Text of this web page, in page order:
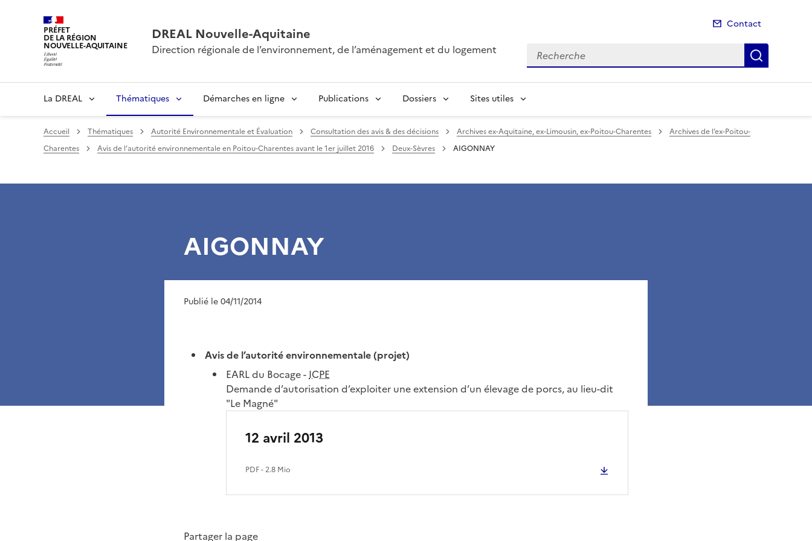
PRÉFET
DE LA RÉGION
NOUVELLE-AQUITAINE
DREAL Nouvelle-Aquitaine
Direction régionale de l’environnement, de l’aménagement et du logement
Contact
Recherche
La DREAL Thématiques Démarches en ligne Publications Dossiers Sites utiles
Accueil Thématiques Autorité Environnementale et Évaluation Consultation des avis & des décisions Archives ex-Aquitaine, ex-Limousin, ex-Poitou-Charentes
Archives de l’ex-Poitou-
Charentes
Avis de l’autorité environnementale en Poitou-Charentes avant le 1er juillet 2016 Deux-Sèvres AIGONNAY
AIGONNAY
Publié le 04/11/2014
Avis de l’autorité environnementale (projet)
EARL du Bocage -ICPE
Demande d’autorisation d’exploiter une extension d’un élevage de porcs, au lieu-dit
"Le Magné"
12 avril 2013
PDF- 2.8 Mio
Partager la page